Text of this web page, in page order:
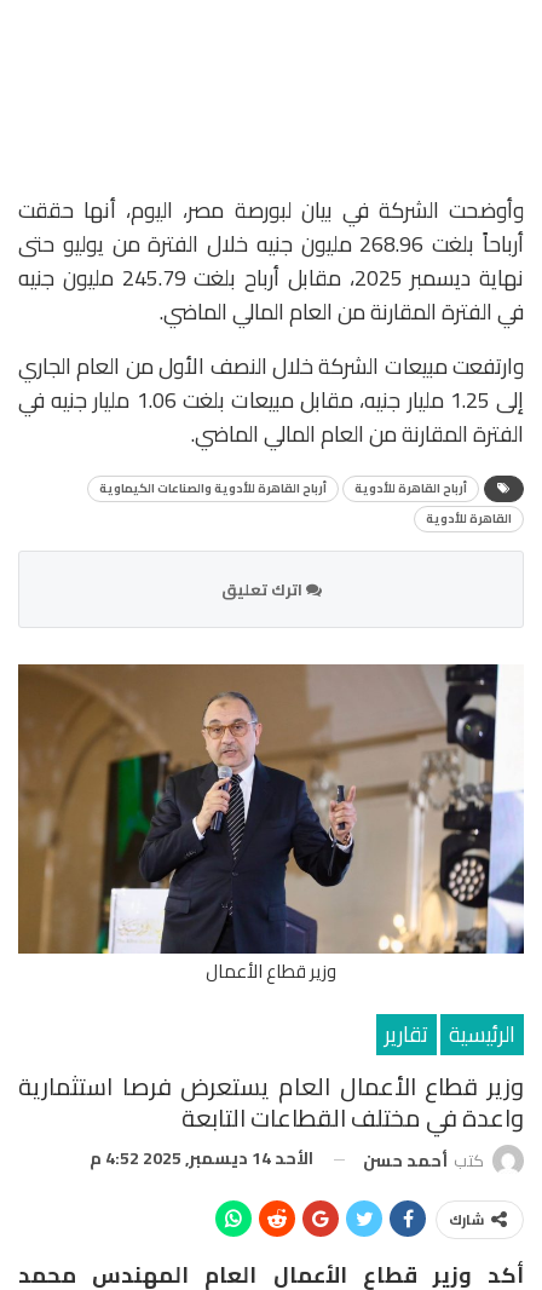
وأوضحت الشركة في بيان لبورصة مصر، اليوم، أنها حققت
أرباحاً بلغت 268.96 مليون جنيه خلال الفترة من يوليو حتى
نهاية ديسمبر 2025، مقابل أرباح بلغت 245.79 مليون جنيه
في الفترة المقارنة من العام المالي الماضي.
وارتفعت مبيعات الشركة خلال النصف الأول من العام الجاري
إلى 1.25 مليار جنيه، مقابل مبيعات بلغت 1.06 مليار جنيه في
الفترة المقارنة من العام المالي الماضي.
أرباح القاهرة للأدوية
أرباح القاهرة للأدوية والصناعات الكيماوية
القاهرة للأدوية
اترك تعليق
وزير قطاع الأعمال
الرئيسية تقارير
وزير قطاع الأعمال العام يستعرض فرصا استثمارية
واعدة في مختلف القطاعات التابعة
كتب أحمد حسن الأحد 14 ديسمبر, 2025 4:52 م
شارك
أكد وزير قطاع الأعمال العام المهندس محمد